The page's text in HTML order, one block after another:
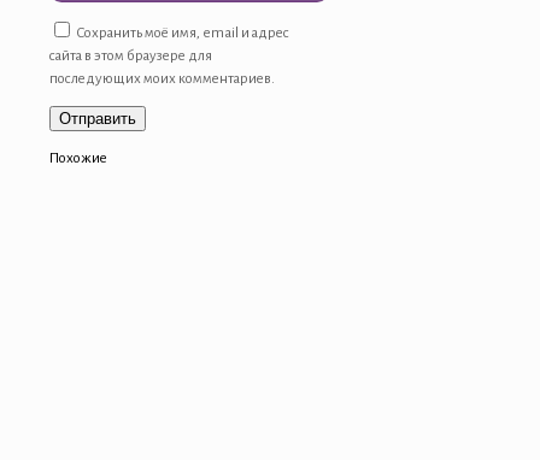
Сохранить моё имя, email и адрес
сайта в этом браузере для
последующих моих комментариев.
Похожие